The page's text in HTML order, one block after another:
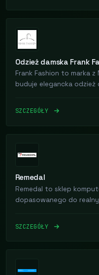
Odzież damska Frank
Frank Fashion to marka
buduje elegancka odzież
SZCZEGÓŁY
Remedal
Remedal to sklep
dopasowanego do
SZCZEGÓŁY